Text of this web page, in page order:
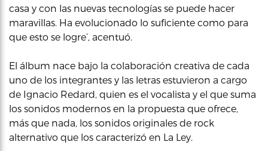
casa y con las nuevas tecnologías se puede hacer
maravillas. Ha evolucionado lo suficiente como para
que esto se logre’, acentuó.
El álbum nace bajo la colaboración creativa de cada
uno de los integrantes y las letras estuvieron a cargo
de Ignacio Redard, quien es el vocalista y el que suma
los sonidos modernos en la propuesta que ofrece,
más que nada, los sonidos originales de rock
alternativo que los caracterizó en La Ley.